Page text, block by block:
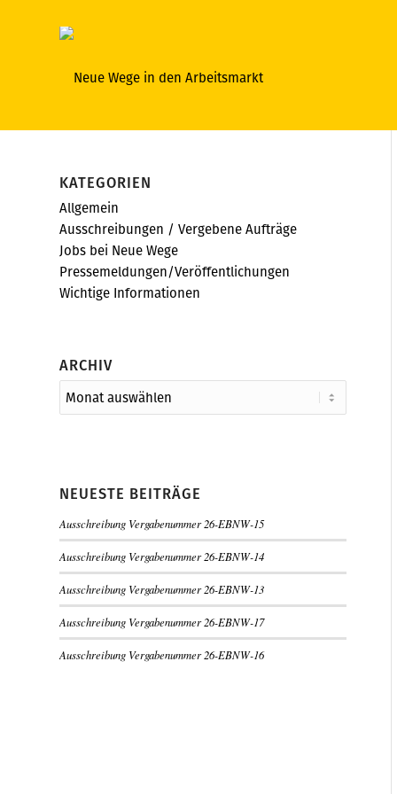
KATEGORIEN
Allgemein
Ausschreibungen / Vergebene Aufträge
Jobs bei Neue Wege
Pressemeldungen/Veröffentlichungen
Wichtige Informationen
ARCHIV
NEUESTE BEITRÄGE
Ausschreibung Vergabenummer 26-EBNW-15
Ausschreibung Vergabenummer 26-EBNW-14
Ausschreibung Vergabenummer 26-EBNW-13
Ausschreibung Vergabenummer 26-EBNW-17
Ausschreibung Vergabenummer 26-EBNW-16